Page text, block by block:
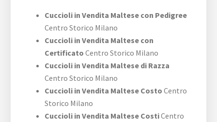
Cuccioli in Vendita Maltese con Pedigree
Centro Storico Milano
Cuccioli in Vendita Maltese con
Certificato Centro Storico Milano
Cuccioli in Vendita Maltese di Razza
Centro Storico Milano
Cuccioli in Vendita Maltese Costo Centro
Storico Milano
Cuccioli in Vendita Maltese CostiCentro